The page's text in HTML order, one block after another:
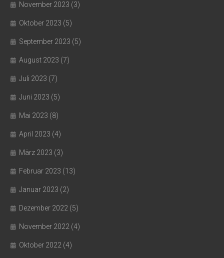
November 2023 (3)
Oktober 2023 (5)
September 2023 (5)
August 2023 (7)
Juli 2023 (7)
Juni 2023 (5)
Mai 2023 (8)
April 2023 (4)
März 2023 (3)
Februar 2023 (13)
Januar 2023 (2)
Dezember 2022 (5)
November 2022 (4)
Oktober 2022 (4)